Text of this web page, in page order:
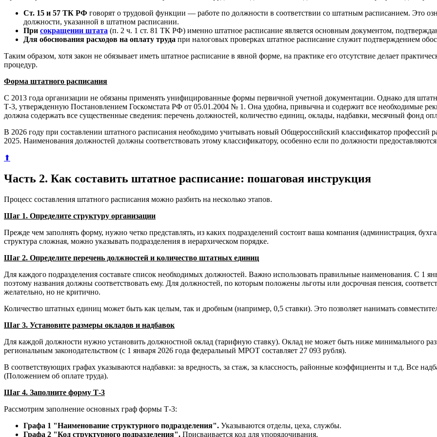
Ст. 15 и 57 ТК РФ говорят о трудовой функции — работе по должности в соответствии со штатным расписанием. Это
должности, указанной в штатном расписании.
При сокращении штата (п. 2 ч. 1 ст. 81 ТК РФ) именно штатное расписание является основным документом,
Для обоснования расходов на оплату труда при налоговых проверках штатное расписание служит подтверждением
Таким образом, хотя закон не обязывает иметь штатное расписание в явной форме, на практике его отсутствие делает
процедур.
Форма штатного расписания
С 2013 года организации не обязаны применять унифицированные формы первичной учетной документации. Однако для
Т-3, утвержденную Постановлением Госкомстата РФ от 05.01.2004 № 1. Она удобна, привычна и содержит все необходимые
должна содержать все существенные сведения: перечень должностей, количество единиц, оклады, надбавки, месячный фонд
В 2026 году при составлении штатного расписания необходимо учитывать новый Общероссийский классификатор
2025. Наименования должностей должны соответствовать этому классификатору, особенно если по должности
⬆
Часть 2. Как составить штатное расписание: пошаговая инструкция
Процесс составления штатного расписания можно разбить на несколько этапов.
Шаг 1. Определите структуру организации
Прежде чем заполнять форму, нужно четко представлять, из каких подразделений состоит ваша компания (администрация,
структура сложная, можно указывать подразделения в иерархическом порядке.
Шаг 2. Определите перечень должностей и количество штатных единиц
Для каждого подразделения составьте список необходимых должностей. Важно использовать правильные наименования. С 1
поэтому названия должны соответствовать ему. Для должностей, по которым положены льготы или досрочная пенсия,
желательно, но не критично.
Количество штатных единиц может быть как целым, так и дробным (например, 0,5 ставки). Это позволяет нанимать
Шаг 3. Установите размеры окладов и надбавок
Для каждой должности нужно установить должностной оклад (тарифную ставку). Оклад не может быть ниже минимального
региональным законодательством (с 1 января 2026 года федеральный МРОТ составляет 27 093 рубля).
В соответствующих графах указываются надбавки: за вредность, за стаж, за классность, районные коэффициенты и т.д. Все
(Положением об оплате труда).
Шаг 4. Заполните форму Т-3
Рассмотрим заполнение основных граф формы Т-3:
Графа 1 "Наименование структурного подразделения". Указываются отделы, цеха, службы.
Графа 2 "Код структурного подразделения". Присваивается код для упорядочивания.